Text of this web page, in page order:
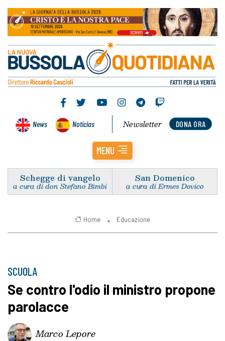
News Noticias DONA ORA
Newsletter
MENU
Schegge di vangelo
a cura di don Stefano Bimbi
San Domenico
a cura di Ermes Dovico
Home Educazione
SCUOLA
Se contro l'odio il ministro propone
parolacce
Marco Lepore